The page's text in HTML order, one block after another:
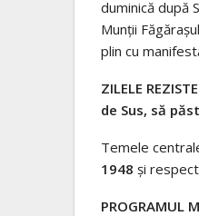
duminică după
Munții
plin cu
ZILELE
de Sus, să
Temele
1948 și
PROGRAMUL